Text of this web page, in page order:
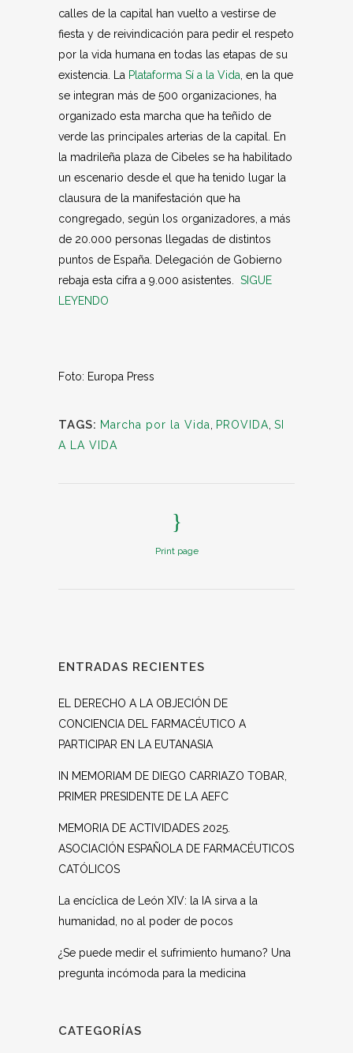
calles de la capital han vuelto a vestirse de
fiesta y de reivindicación para pedir el respeto
por la vida humana en todas las etapas de su
existencia. La Plataforma Sí a la Vida , en la que
se integran más de 500 organizaciones, ha
organizado esta marcha que ha teñido de
verde las principales arterias de la capital. En
la madrileña plaza de Cibeles se ha habilitado
un escenario desde el que ha tenido lugar la
clausura de la manifestación que ha
congregado, según los organizadores, a más
de 20.000 personas llegadas de distintos
puntos de España. Delegación de Gobierno
rebaja esta cifra a 9.000 asistentes. SIGUE
LEYENDO
Foto: Europa Press
TAGS: Marcha por la Vida PROVIDA SI
A LA VIDA
Print page
ENTRADAS RECIENTES
EL DERECHO A LA OBJECIÓN DE
CONCIENCIA DEL FARMACÉUTICO A
PARTICIPAR EN LA EUTANASIA
IN MEMORIAM DE DIEGO CARRIAZO TOBAR,
PRIMER PRESIDENTE DE LA AEFC
MEMORIA DE ACTIVIDADES 2025.
ASOCIACIÓN ESPAÑOLA DE FARMACÉUTICOS
CATÓLICOS
La encíclica de León XIV: la IA sirva a la
humanidad, no al poder de pocos
¿Se puede medir el sufrimiento humano? Una
pregunta incómoda para la medicina
CATEGORÍAS